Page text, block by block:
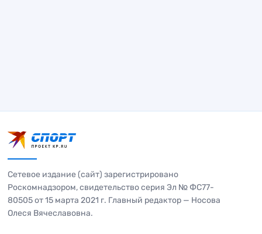
Сетевое издание (сайт) зарегистрировано
Роскомнадзором, свидетельство серия Эл № ФС77-
80505 от 15 марта 2021 г. Главный редактор — Носова
Олеся Вячеславовна.